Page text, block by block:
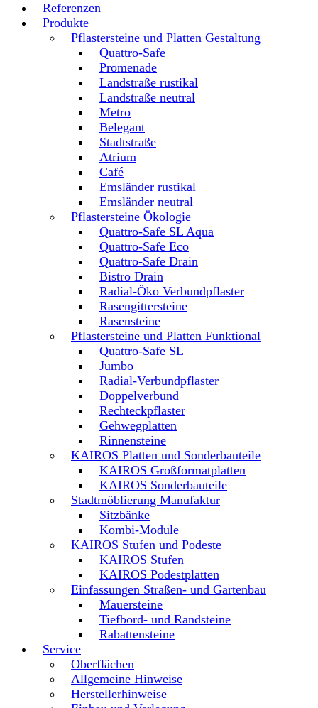
Referenzen
Produkte
Pflastersteine und Platten Gestaltung
Quattro-Safe
Promenade
Landstraße rustikal
Landstraße neutral
Metro
Belegant
Stadtstraße
Atrium
Café
Emsländer rustikal
Emsländer neutral
Pflastersteine Ökologie
Quattro-Safe SL Aqua
Quattro-Safe Eco
Quattro-Safe Drain
Bistro Drain
Radial-Öko Verbundpflaster
Rasengittersteine
Rasensteine
Pflastersteine und Platten Funktional
Quattro-Safe SL
Jumbo
Radial-Verbundpflaster
Doppelverbund
Rechteckpflaster
Gehwegplatten
Rinnensteine
KAIROS Platten und Sonderbauteile
KAIROS Großformatplatten
KAIROS Sonderbauteile
Stadtmöblierung Manufaktur
Sitzbänke
Kombi-Module
KAIROS Stufen und Podeste
KAIROS Stufen
KAIROS Podestplatten
Einfassungen Straßen- und Gartenbau
Mauersteine
Tiefbord- und Randsteine
Rabattensteine
Service
Oberflächen
Allgemeine Hinweise
Herstellerhinweise